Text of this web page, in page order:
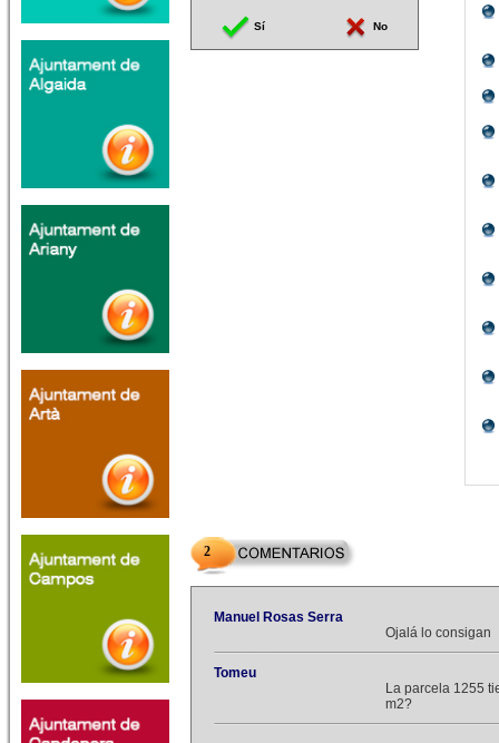
Sí No
2
Manuel Rosas Serra
Ojalá lo consigan
Tomeu
La parcela 1255
m2?